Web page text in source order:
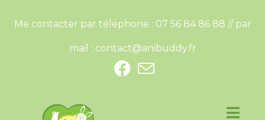
Me contacter par téléphone : 07 56 84 86 88 // par
mail : contact@anibuddy.fr